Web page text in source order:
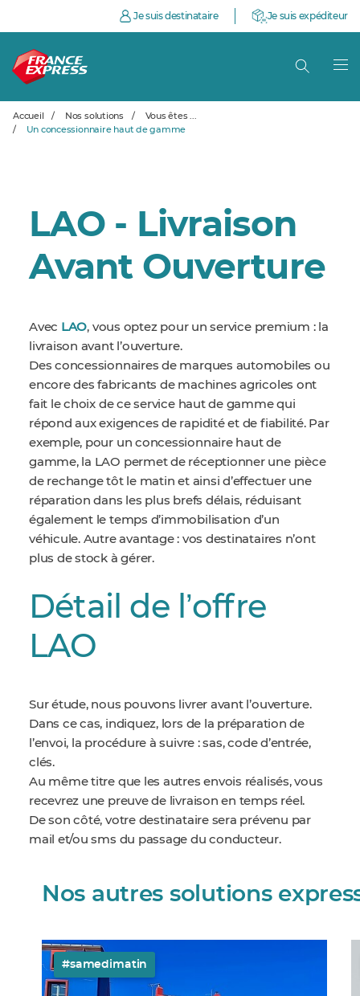
Je suis destinataire Je suis expéditeur
Accueil / Nos solutions /
Vous êtes ...
/
Un concessionnaire haut de gamme
LAO - Livraison
Avant Ouverture
Avec LAO, vous optez pour un service premium : la
livraison avant l’ouverture.
Des concessionnaires de marques automobiles ou
encore des fabricants de machines agricoles ont
fait le choix de ce service haut de gamme qui
répond aux exigences de rapidité et de fiabilité. Par
exemple, pour un concessionnaire haut de
gamme, la LAO permet de réceptionner une pièce
de rechange tôt le matin et ainsi d’effectuer une
réparation dans les plus brefs délais, réduisant
également le temps d’immobilisation d’un
véhicule. Autre avantage : vos destinataires n’ont
plus de stock à gérer.
Détail de lʼoffre
LAO
Sur étude, nous pouvons livrer avant l’ouverture.
Dans ce cas, indiquez, lors de la préparation de
l’envoi, la procédure à suivre : sas, code d’entrée,
clés.
Au même titre que les autres envois réalisés, vous
recevrez une preuve de livraison en temps réel.
De son côté, votre destinataire sera prévenu par
mail et/ou sms du passage du conducteur.
Nos autres solutions
#samedimatin